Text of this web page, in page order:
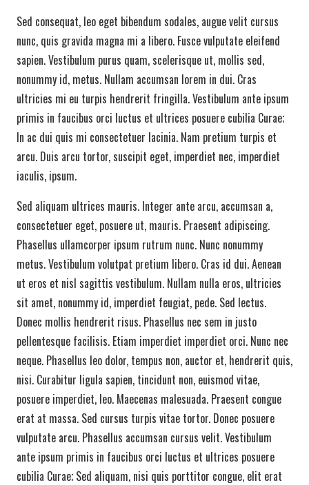
Sed consequat, leo eget bibendum sodales, augue velit cursus
nunc, quis gravida magna mi a libero. Fusce vulputate eleifend
sapien. Vestibulum purus quam, scelerisque ut, mollis sed,
nonummy id, metus. Nullam accumsan lorem in dui. Cras
ultricies mi eu turpis hendrerit fringilla. Vestibulum ante ipsum
primis in faucibus orci luctus et ultrices posuere cubilia Curae;
In ac dui quis mi consectetuer lacinia. Nam pretium turpis et
arcu. Duis arcu tortor, suscipit eget, imperdiet nec, imperdiet
iaculis, ipsum.
Sed aliquam ultrices mauris. Integer ante arcu, accumsan a,
consectetuer eget, posuere ut, mauris. Praesent adipiscing.
Phasellus ullamcorper ipsum rutrum nunc. Nunc nonummy
metus. Vestibulum volutpat pretium libero. Cras id dui. Aenean
ut eros et nisl sagittis vestibulum. Nullam nulla eros, ultricies
sit amet, nonummy id, imperdiet feugiat, pede. Sed lectus.
Donec mollis hendrerit risus. Phasellus nec sem in justo
pellentesque facilisis. Etiam imperdiet imperdiet orci. Nunc nec
neque. Phasellus leo dolor, tempus non, auctor et, hendrerit quis,
nisi. Curabitur ligula sapien, tincidunt non, euismod vitae,
posuere imperdiet, leo. Maecenas malesuada. Praesent congue
erat at massa. Sed cursus turpis vitae tortor. Donec posuere
vulputate arcu. Phasellus accumsan cursus velit. Vestibulum
ante ipsum primis in faucibus orci luctus et ultrices posuere
cubilia Curae; Sed aliquam, nisi quis porttitor congue, elit erat